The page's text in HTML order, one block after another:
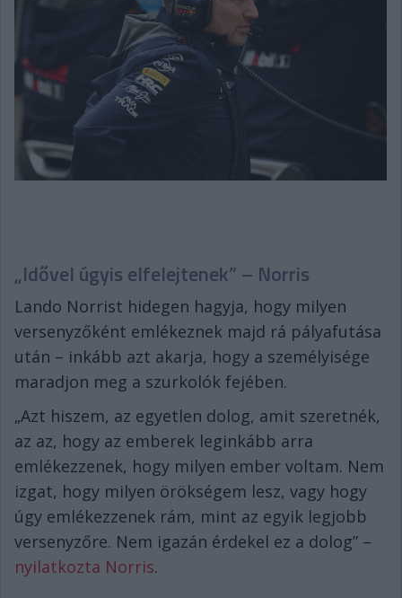
„Idővel úgyis elfelejtenek” – Norris
Lando Norrist hidegen hagyja, hogy milyen
versenyzőként emlékeznek majd rá pályafutása
után – inkább azt akarja, hogy a személyisége
maradjon meg a szurkolók fejében.
„Azt hiszem, az egyetlen dolog, amit szeretnék,
az az, hogy az emberek leginkább arra
emlékezzenek, hogy milyen ember voltam. Nem
izgat, hogy milyen örökségem lesz, vagy hogy
úgy emlékezzenek rám, mint az egyik legjobb
versenyzőre. Nem igazán érdekel ez a dolog” –
nyilatkozta Norris.